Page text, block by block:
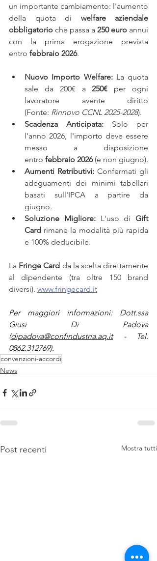
un importante cambiamento: l'aumento
della quota di welfare aziendale
obbligatorio che passa a 250 euro annui
con la prima erogazione prevista
entro febbraio 2026.
Nuovo Importo Welfare: La quota
sale da 200€ a 250€ per ogni
lavoratore avente diritto
(Fonte: Rinnovo CCNL 2025-2028).
Scadenza Anticipata: Solo per
l'anno 2026, l'importo deve essere
messo a disposizione
entro febbraio 2026 (e non giugno).
Aumenti Retributivi: Confermati gli
adeguamenti dei minimi tabellari
basati sull'IPCA a partire da
giugno.
Soluzione Migliore: L'uso di Gift
Card rimane la modalità più rapida
e 100% deducibile.
La Fringe Card da la scelta direttamente
al dipendente (tra oltre 150 brand
diversi). www.fringecard.it
Per maggiori informazioni: Dott.ssa
Giusi Di Padova
(dipadova@confindustria.aq.it - Tel.
0862.312769).
convenzioni-accordi
News
Post recenti Mostra tutti